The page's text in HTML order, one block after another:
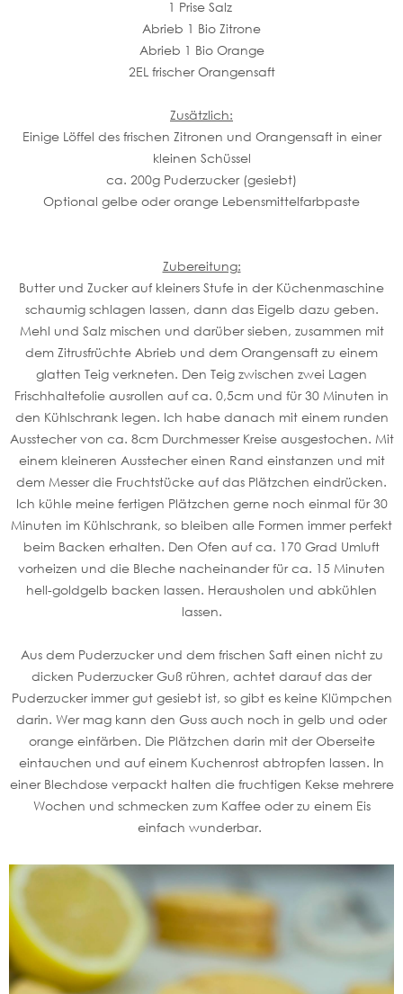
1 Prise Salz
Abrieb 1 Bio Zitrone
Abrieb 1 Bio Orange
2EL frischer Orangensaft
Zusätzlich:
Einige Löffel des frischen Zitronen und Orangensaft in einer
kleinen Schüssel
ca. 200g Puderzucker (gesiebt)
Optional gelbe oder orange Lebensmittelfarbpaste
Zubereitung:
Butter und Zucker auf kleiners Stufe in der Küchenmaschine
schaumig schlagen lassen, dann das Eigelb dazu geben.
Mehl und Salz mischen und darüber sieben, zusammen mit
dem Zitrusfrüchte Abrieb und dem Orangensaft zu einem
glatten Teig verkneten. Den Teig zwischen zwei Lagen
Frischhaltefolie ausrollen auf ca. 0,5cm und für 30 Minuten in
den Kühlschrank legen. Ich habe danach mit einem runden
Ausstecher von ca. 8cm Durchmesser Kreise ausgestochen. Mit
einem kleineren Ausstecher einen Rand einstanzen und mit
dem Messer die Fruchtstücke auf das Plätzchen eindrücken.
Ich kühle meine fertigen Plätzchen gerne noch einmal für 30
Minuten im Kühlschrank, so bleiben alle Formen immer perfekt
beim Backen erhalten. Den Ofen auf ca. 170 Grad Umluft
vorheizen und die Bleche nacheinander für ca. 15 Minuten
hell-goldgelb backen lassen. Herausholen und abkühlen
lassen.
Aus dem Puderzucker und dem frischen Saft einen nicht zu
dicken Puderzucker Guß rühren, achtet darauf das der
Puderzucker immer gut gesiebt ist, so gibt es keine Klümpchen
darin. Wer mag kann den Guss auch noch in gelb und oder
orange einfärben. Die Plätzchen darin mit der Oberseite
eintauchen und auf einem Kuchenrost abtropfen lassen. In
einer Blechdose verpackt halten die fruchtigen Kekse mehrere
Wochen und schmecken zum Kaffee oder zu einem Eis
einfach wunderbar.